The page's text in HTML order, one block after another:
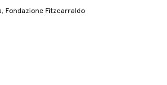
Fondazione Fitzcarraldo